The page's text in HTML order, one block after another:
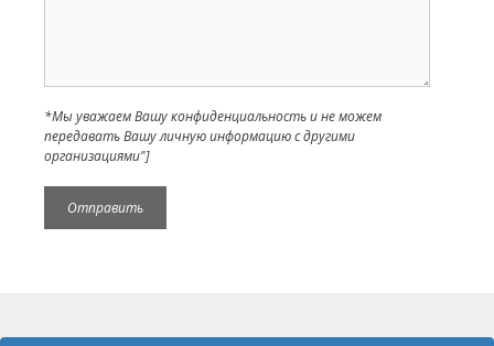
*Мы уважаем Вашу конфиденциальность и не можем
передавать Вашу личную информацию с другими
организациями"]